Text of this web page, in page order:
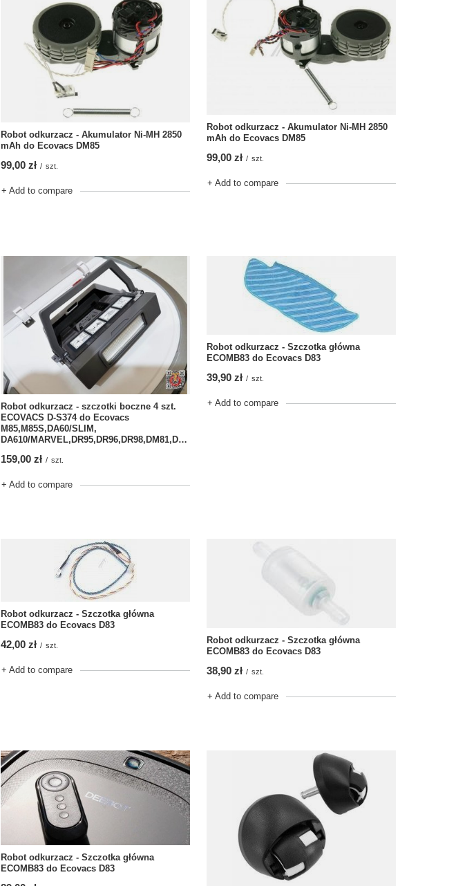
Robot odkurzacz - Akumulator Ni-MH 2850
mAh do Ecovacs DM85
99,00 zł / szt.
+ Add to compare
Robot odkurzacz - Akumulator Ni-MH 2850
mAh do Ecovacs DM85
99,00 zł / szt.
+ Add to compare
Robot odkurzacz - szczotki boczne 4 szt.
ECOVACS D-S374 do Ecovacs
M85,M85S,DA60/SLIM,
DA610/MARVEL,DR95,DR96,DR98,DM81,DN78,DM88
159,00 zł / szt.
+ Add to compare
Robot odkurzacz - Szczotka główna
ECOMB83 do Ecovacs D83
39,90 zł / szt.
+ Add to compare
Robot odkurzacz - Szczotka główna
ECOMB83 do Ecovacs D83
42,00 zł / szt.
+ Add to compare
Robot odkurzacz - Szczotka główna
ECOMB83 do Ecovacs D83
38,90 zł / szt.
+ Add to compare
Robot odkurzacz - Szczotka główna
ECOMB83 do Ecovacs D83